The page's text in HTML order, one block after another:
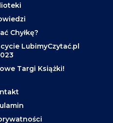
Chyłkę?
LubimyCzytać.pl
Targi Książki!